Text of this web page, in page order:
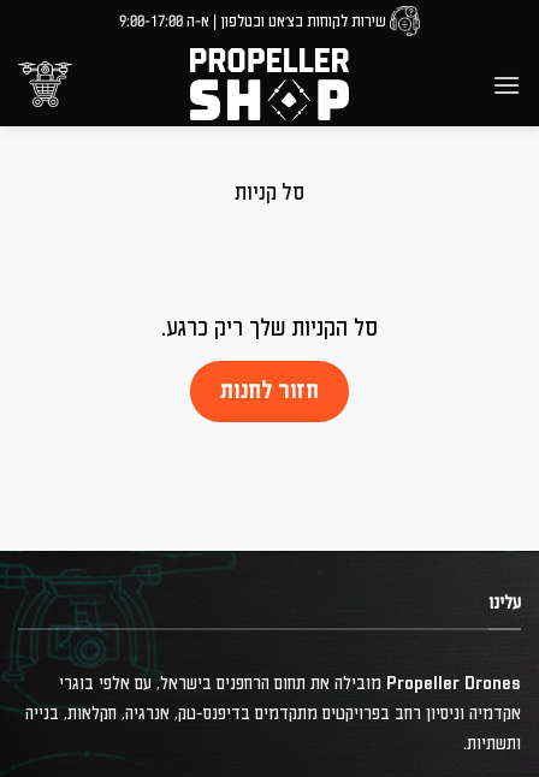
content
שירות לקוחות בצ'אט ובטלפון | א-ה 9:00-17:00
סל קניות
סל הקניות שלך ריק כרגע.
חזור לחנות
עלינו
Propeller Drones מובילה את תחום הרחפנים בישראל, עם אלפי בוגרי
אקדמיה וניסיון רחב בפרויקטים מתקדמים בדיפנס-טק, אנרגיה, חקלאות, בנייה
ותשתיות.